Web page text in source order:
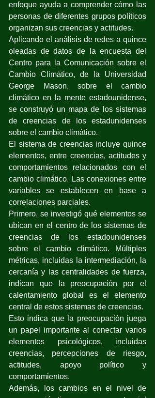
enfoque ayuda a comprender cómo las
personas de diferentes grupos políticos
organizan sus creencias y actitudes.
Aplicando el análisis de redes a quince
oleadas de datos de la encuesta del
Centro para la Comunicación sobre el
Cambio Climático, de la Universidad
George Mason, sobre el cambio
climático en la mente estadounidense,
se construyó un mapa de los sistemas
de creencias de los estadunidenses
sobre el cambio climático.
El sistema de creencias incluye quince
elementos, entre creencias, actitudes y
comportamientos relacionados con el
cambio climático. Las conexiones entre
variables se establecen en base a
correlaciones parciales.
Primero, se investigó qué elementos se
ubican en el centro de los sistemas de
creencias de los estadounidenses
sobre el cambio climático. Múltiples
métricas, incluidas la intermediación, la
cercanía y las centralidades de fuerza,
indican que la preocupación por el
calentamiento global es el elemento
central de estos sistemas de creencias.
Esto indica que la preocupación juega
un papel importante al conectar varios
elementos psicológicos, incluidas
creencias, percepciones de riesgo,
actitudes, apoyo político y
comportamientos.
Además, los cambios en el nivel de